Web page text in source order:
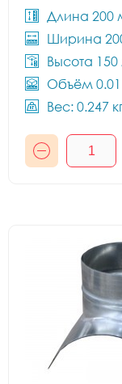
Длина 200
Ширина
Высота
Объём
Вес: 0.247